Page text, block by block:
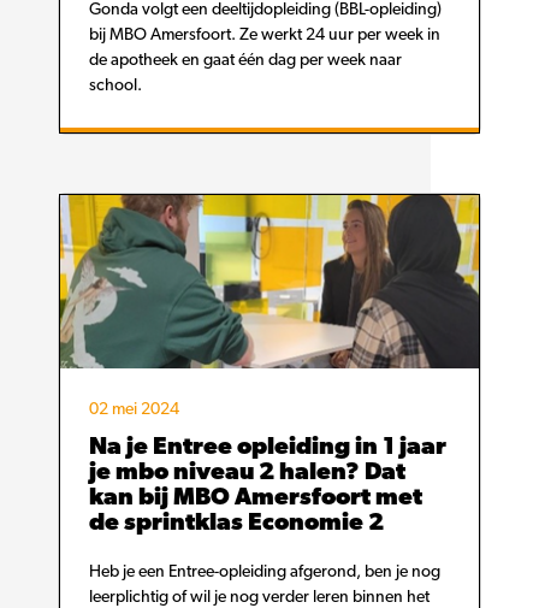
Gonda volgt een deeltijdopleiding (BBL-opleiding)
bij MBO Amersfoort. Ze werkt 24 uur per week in
de apotheek en gaat één dag per week naar
school.
02 mei 2024
Na je Entree opleiding in 1 jaar
je mbo niveau 2 halen? Dat
kan bij MBO Amersfoort met
de sprintklas Economie 2
Heb je een Entree-opleiding afgerond, ben je nog
leerplichtig of wil je nog verder leren binnen het